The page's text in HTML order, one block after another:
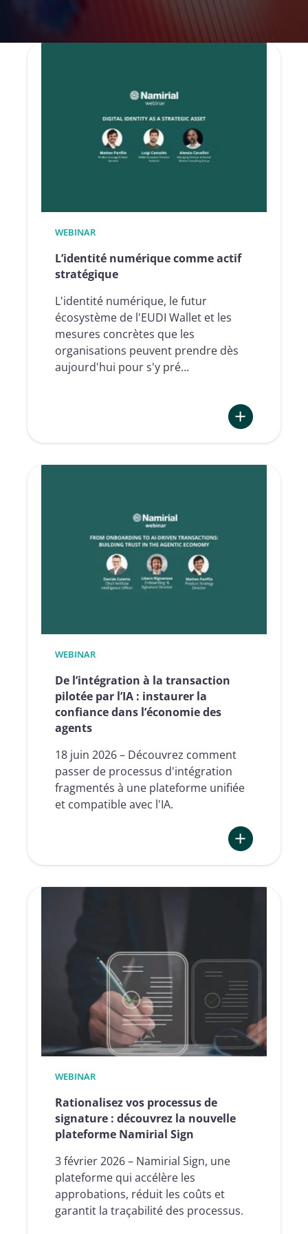
WEBINAR
L’identité numérique comme actif
stratégique
L'identité numérique, le futur
écosystème de l'EUDI Wallet et les
mesures concrètes que les
organisations peuvent prendre dès
aujourd'hui pour s'y pré…
numérique
WEBINAR
De l’intégration à la transaction
pilotée par l’IA : instaurer la
confiance dans l’économie des
agents
18 juin 2026 – Découvrez comment
passer de processus d'intégration
fragmentés à une plateforme unifiée
et compatible avec l'IA.
l’intégration
pilotée
l’IA
:
instaurer
la
confiance
agents
WEBINAR
Rationalisez vos processus de
signature : découvrez la nouvelle
plateforme Namirial Sign
3 février 2026 – Namirial Sign, une
plateforme qui accélère les
approbations, réduit les coûts et
garantit la traçabilité des processus.